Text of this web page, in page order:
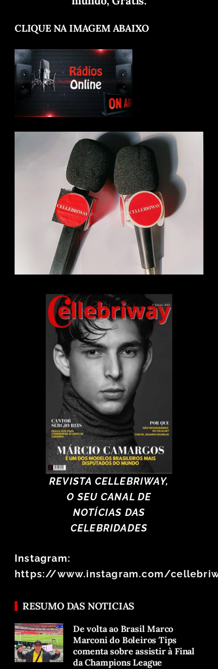
CLIQUE NA IMAGEM ABAIXO
REVISTA CELLEBRIWAY,
O SEU CANAL DE
NOTÍCIAS DAS
CELEBRIDADES
Instagram:
https://www.instagram.com/
RESUMO DAS NOTICIAS
De volta ao Brasil Marco
Marconi do Boleiros Tips
comenta sobre assistir à Final
da Champions League